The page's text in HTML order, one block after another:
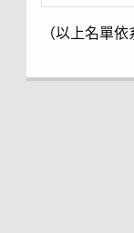
（以上名單